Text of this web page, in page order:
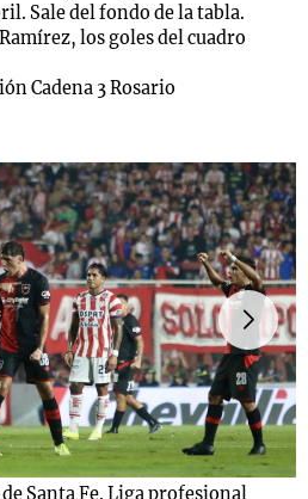
Sale del fondo de la tabla.
los goles del cuadro
Cadena 3 Rosario
Santa Fe. Liga profesional
Notas